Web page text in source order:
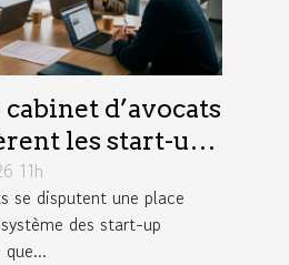
d’avocats
les start-up
?
11h
se disputent une place
des start-up